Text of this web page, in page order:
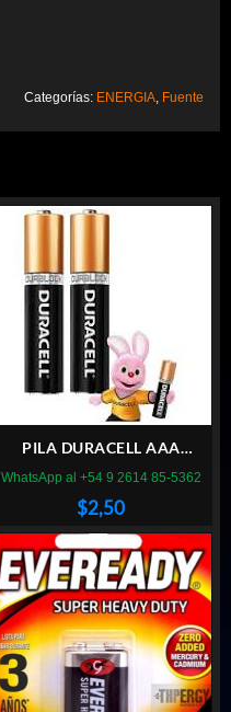
Categorías: ENERGIA Fuente
PILA DURACELL AAA
ALCALINA (X2)
$2,50
WhatsApp al +54 9 2614 85-5362